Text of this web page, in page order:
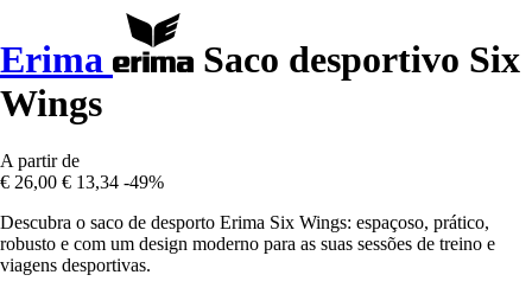
Erima
Saco desportivo Six
Wings
A partir de
€ 26,00 € 13,34 -49%
Descubra o saco de desporto Erima Six Wings: espaçoso, prático,
robusto e com um design moderno para as suas sessões de treino e
viagens desportivas.